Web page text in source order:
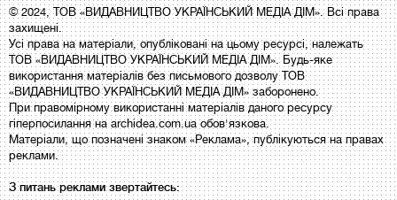
© 2024, ТОВ «ВИДАВНИЦТВО УКРАЇНСЬКИЙ МЕДІА ДІМ». Всі права
захищені.
Усі права на матеріали, опубліковані на цьому ресурсі, належать
ТОВ «ВИДАВНИЦТВО УКРАЇНСЬКИЙ МЕДІА ДІМ». Будь-яке
використання матеріалів без письмового дозволу ТОВ
«ВИДАВНИЦТВО УКРАЇНСЬКИЙ МЕДІА ДІМ» заборонено.
При правомірному використанні матеріалів даного ресурсу
гіперпосилання на archidea.com.ua обов'язкова.
Матеріали, що позначені знаком «Реклама», публікуються на правах
реклами.
З питань реклами звертайтесь: